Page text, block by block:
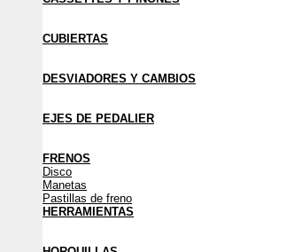
CUBIERTAS
DESVIADORES Y CAMBIOS
EJES DE PEDALIER
FRENOS
Disco
Manetas
Pastillas de freno
HERRAMIENTAS